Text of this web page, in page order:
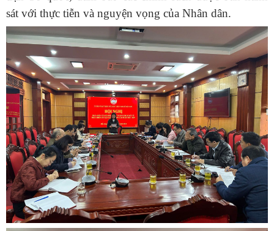
sát với thực tiễn và nguyện vọng của Nhân dân.